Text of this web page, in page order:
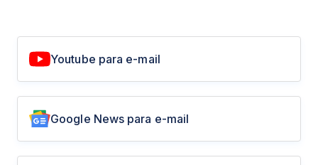
Youtube para e-mail
Google News para e-mail